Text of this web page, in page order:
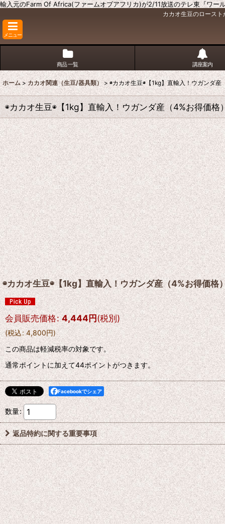
輸入元のFarm Of Africa(ファームオブアフリカ)が2/11放送のテレ東『ワー
カカオ生豆のロース
メニュー
商品 一覧 講座案内
ホーム > カカオ関連（生豆/器具類） > ◉カカオ生豆◉【1kg】直輸入！ウガンダ産
◉カカオ生豆◉【1kg】直輸入！ウガンダ産（4%お得価格
◉カカオ生豆◉【1kg】直輸入！ウガンダ産（4%お得価格
会員販売価格: 4,444円(税別)
(税込: 4,800円)
この商品は軽減税率の対象です。
通常ポイントに加えて44ポイントがつきます。
Facebookでシェア
数量:
返品特約に関する重要事項